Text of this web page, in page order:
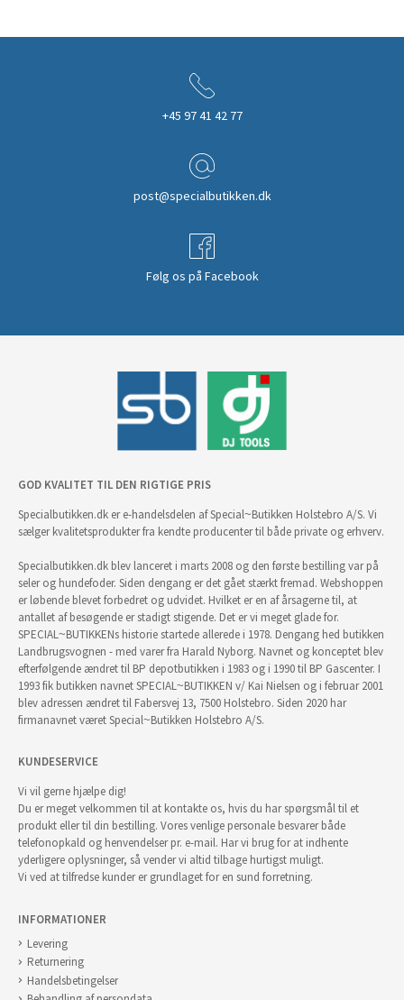
+45 97 41 42 77
post@specialbutikken.dk
Følg os på Facebook
GOD KVALITET TIL DEN RIGTIGE PRIS
Specialbutikken.dk er e-handelsdelen af Special~Butikken Holstebro A/S. Vi
sælger kvalitetsprodukter fra kendte producenter til både private og erhverv.
Specialbutikken.dk blev lanceret i marts 2008 og den første bestilling var på
seler og hundefoder. Siden dengang er det gået stærkt fremad. Webshoppen
er løbende blevet forbedret og udvidet. Hvilket er en af årsagerne til, at
antallet af besøgende er stadigt stigende. Det er vi meget glade for.
SPECIAL~BUTIKKENs historie startede allerede i 1978. Dengang hed butikken
Landbrugsvognen - med varer fra Harald Nyborg. Navnet og konceptet blev
efterfølgende ændret til BP depotbutikken i 1983 og i 1990 til BP Gascenter. I
1993 fik butikken navnet SPECIAL~BUTIKKEN v/ Kai Nielsen og i februar 2001
blev adressen ændret til Fabersvej 13, 7500 Holstebro. Siden 2020 har
firmanavnet været Special~Butikken Holstebro A/S.
KUNDESERVICE
Vi vil gerne hjælpe dig!
Du er meget velkommen til at kontakte os, hvis du har spørgsmål til et
produkt eller til din bestilling. Vores venlige personale besvarer både
telefonopkald og henvendelser pr. e-mail. Har vi brug for at indhente
yderligere oplysninger, så vender vi altid tilbage hurtigst muligt.
Vi ved at tilfredse kunder er grundlaget for en sund forretning.
INFORMATIONER
Levering
Returnering
Handelsbetingelser